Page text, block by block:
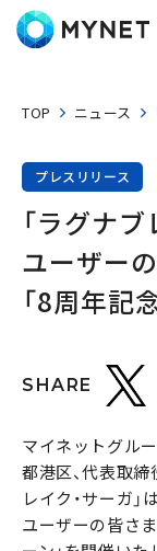
TOP ニュース
プレスリリース
「ラグナブ
ユーザー
「8周年記
SHARE
マイネットグル
都港区、代表取締
レイク・サーガ」
ユーザーの皆さ